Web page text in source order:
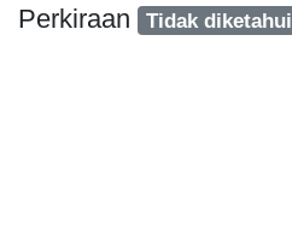
Perkiraan Tidak diketahui